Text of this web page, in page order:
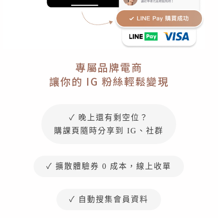
✓ 晚上還有剩空位？
購課頁隨時分享到 IG、社群
專屬品牌電商
讓你的 IG 粉絲輕鬆變現
✓ 擴散體驗券 0 成本，線上收單
✓ 自動搜集會員資料